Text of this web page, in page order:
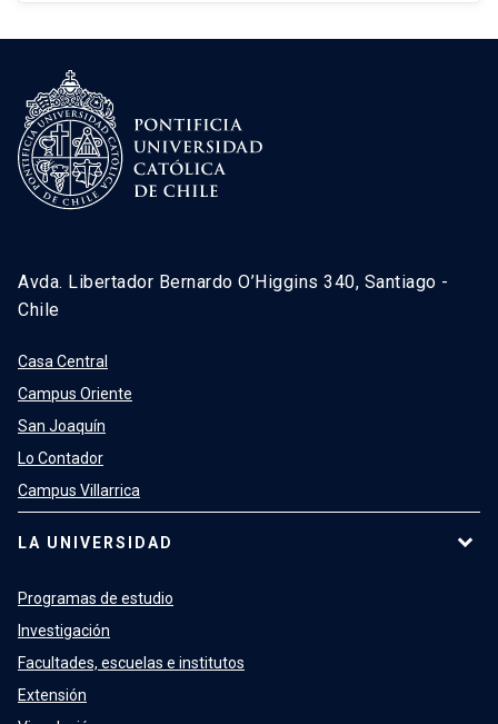
Avda. Libertador Bernardo O’Higgins 340, Santiago -
Chile
Casa Central
Campus Oriente
San Joaquín
Lo Contador
Campus Villarrica
LA UNIVERSIDAD
Programas de estudio
Investigación
Facultades, escuelas e institutos
Extensión